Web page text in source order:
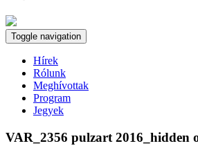
Toggle navigation
Hírek
Rólunk
Meghívottak
Program
Jegyek
VAR_2356 pulzart 2016_hidden